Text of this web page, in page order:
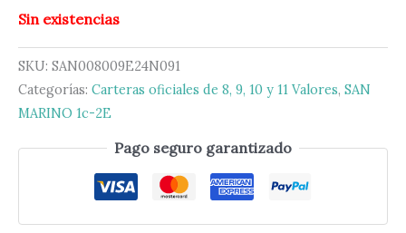
Sin existencias
SKU: SAN008009E24N091
Categorías: Carteras oficiales de 8, 9, 10 y 11 Valores, SAN
MARINO 1c-2E
Pago seguro garantizado